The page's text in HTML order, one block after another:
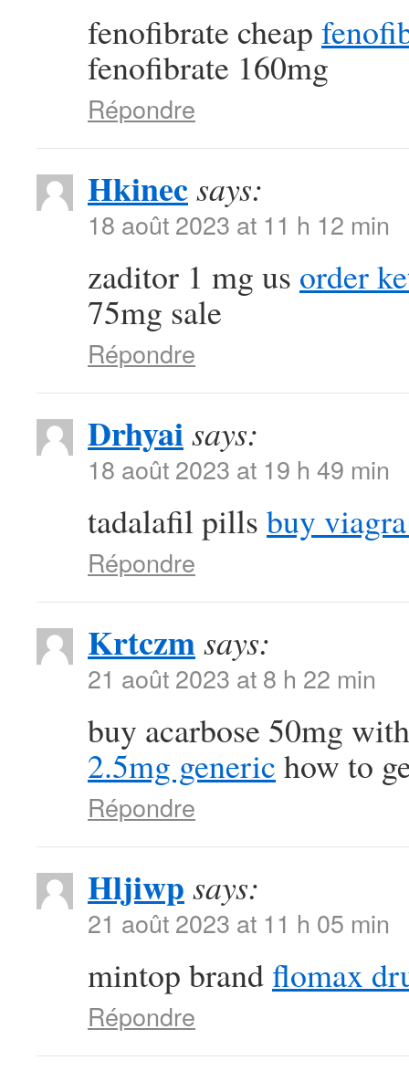
fenofibrate cheap
fenofibrate 160mg
Répondre
Hkinecsays:
18 août 2023 at 11 h 12 min
zaditor 1 mg us order
75mg sale
Répondre
Drhyaisays:
18 août 2023 at 19 h 49 min
tadalafil pills buy
Répondre
Krtczmsays:
21 août 2023 at 8 h 22 min
buy acarbose 50mg
2.5mg generic how to
Répondre
Hljiwp says:
21 août 2023 at 11 h 05 min
mintop brand flomax
Répondre